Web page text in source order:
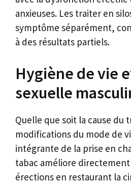
anxieuses. Les traiter en
symptôme séparément,
à des résultats partiels.
Hygiène de vie
sexuelle
Quelle que soit la cause du
modifications du mode de
intégrante de la prise en
tabac améliore
érections en restaurant la